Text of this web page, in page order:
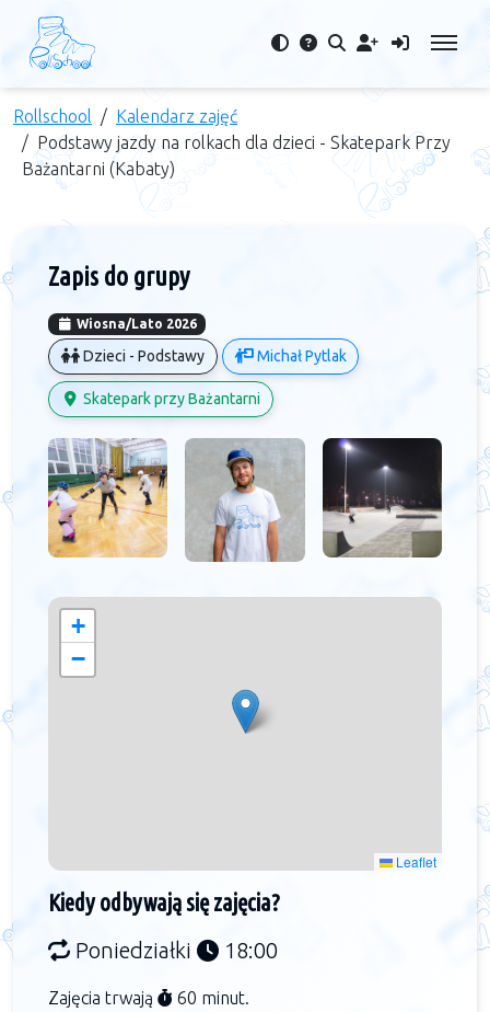
Rollschool
Kalendarz zajęć
Podstawy jazdy na rolkach dla dzieci - Skatepark Przy
Bażantarni (Kabaty)
Zapis do grupy
Wiosna/Lato 2026
Dzieci - Podstawy Michał Pytlak
Skatepark przy Bażantarni
+
−
Leaflet
Kiedy odbywają się zajęcia?
Poniedziałki 18:00
Zajęcia trwają 60 minut.